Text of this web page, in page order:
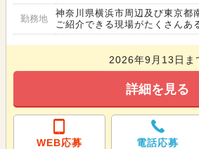
勤務地
神奈川県横浜市周辺及び東京都
ご紹介できる現場がたくさんあ
2026年9月13日ま
詳細を見る
WEB応募 電話応募